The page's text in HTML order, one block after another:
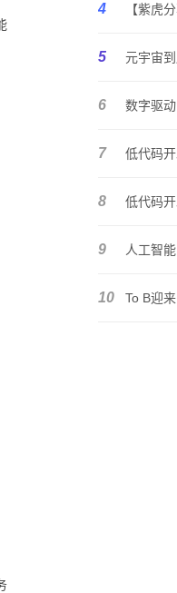
4
5
6
7 低代码
8
9
10